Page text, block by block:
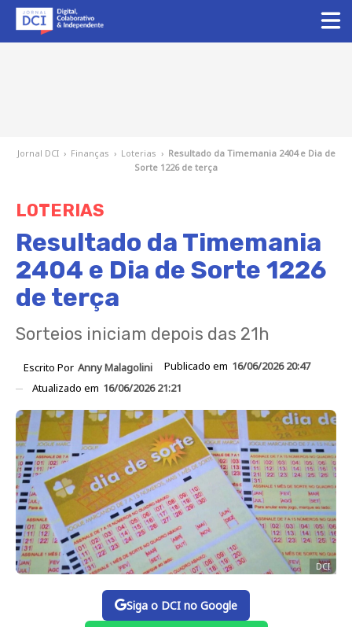
Jornal DCI › Finanças › Loterias › Resultado da Timemania 2404 e Dia de
Sorte 1226 de terça
LOTERIAS
Resultado da Timemania
2404 e Dia de Sorte 1226
de terça
Sorteios iniciam depois das 21h
Escrito Por Anny Malagolini Publicado em 16/06/2026 20:47
Atualizado em 16/06/2026 21:21
DCI
Siga o DCI no Google